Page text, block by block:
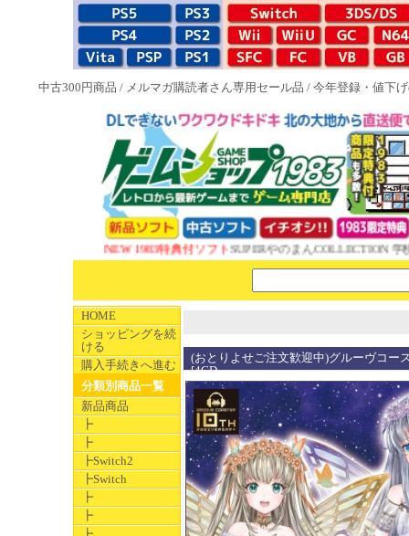
中古300円商品 / メルマガ購読者さん専用セール品 / 今年登録・値下
NEW 1983特典付ソフトSUPERやのまんCOLLECTION 学校
HOME
ショッピングを続
ける
購入手続きへ進む
分類別商品一覧
新品商品
┣
┣
┣Switch2
┣Switch
┣
┣
(おとりよせご注文歓迎中)グルーヴコー
[4CD